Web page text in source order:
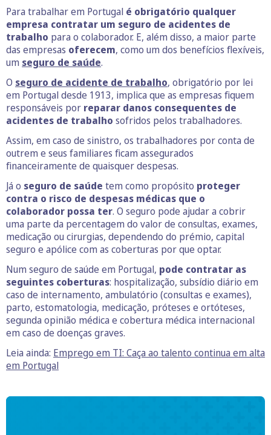
Para trabalhar em Portugal é obrigatório qualquer
empresa contratar um seguro de acidentes de
trabalho para o colaborador. E, além disso, a maior parte
das empresas oferecem, como um dos benefícios flexíveis,
um seguro de saúde.
O seguro de acidente de trabalho, obrigatório por lei
em Portugal desde 1913, implica que as empresas fiquem
responsáveis por reparar danos consequentes de
acidentes de trabalho sofridos pelos trabalhadores.
Assim, em caso de sinistro, os trabalhadores por conta de
outrem e seus familiares ficam assegurados
financeiramente de quaisquer despesas.
Já o seguro de saúde tem como propósito proteger
contra o risco de despesas médicas que o
colaborador possa ter. O seguro pode ajudar a cobrir
uma parte da percentagem do valor de consultas, exames,
medicação ou cirurgias, dependendo do prémio, capital
seguro e apólice com as coberturas por que optar.
Num seguro de saúde em Portugal, pode contratar as
seguintes coberturas: hospitalização, subsídio diário em
caso de internamento, ambulatório (consultas e exames),
parto, estomatologia, medicação, próteses e ortóteses,
segunda opinião médica e cobertura médica internacional
em caso de doenças graves.
Leia ainda: Emprego em TI: Caça ao talento continua em alta
em Portugal